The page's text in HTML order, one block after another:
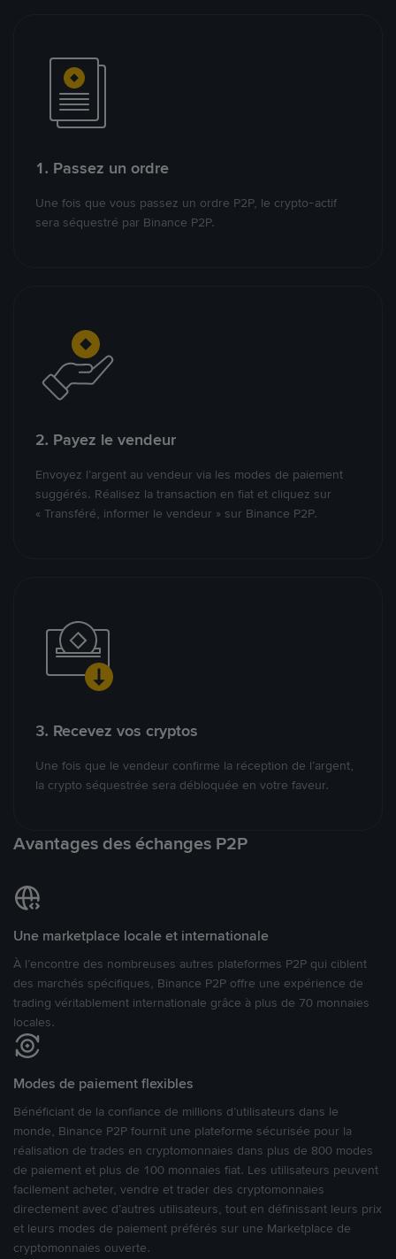
1. Passez un ordre
Une fois que vous passez un ordre P2P, le crypto-actif
sera séquestré par Binance P2P.
2. Payez le vendeur
Envoyez l’argent au vendeur via les modes de paiement
suggérés. Réalisez la transaction en fiat et cliquez sur
« Transféré, informer le vendeur » sur Binance P2P.
3. Recevez vos cryptos
Une fois que le vendeur confirme la réception de l’argent,
la crypto séquestrée sera débloquée en votre faveur.
Avantages des échanges P2P
Une marketplace locale et internationale
À l’encontre des nombreuses autres plateformes P2P qui ciblent
des marchés spécifiques, Binance P2P offre une expérience de
trading véritablement internationale grâce à plus de 70 monnaies
locales.
Modes de paiement flexibles
Bénéficiant de la confiance de millions d’utilisateurs dans le
monde, Binance P2P fournit une plateforme sécurisée pour la
réalisation de trades en cryptomonnaies dans plus de 800 modes
de paiement et plus de 100 monnaies fiat. Les utilisateurs peuvent
facilement acheter, vendre et trader des cryptomonnaies
directement avec d’autres utilisateurs, tout en définissant leurs prix
et leurs modes de paiement préférés sur une Marketplace de
cryptomonnaies ouverte.